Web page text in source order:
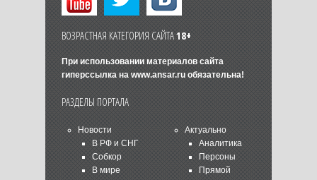
ВОЗРАСТНАЯ КАТЕГОРИЯ САЙТА18+
При использовании материалов сайта
гиперссылка на www.ansar.ruобязательна!
РАЗДЕЛЫ ПОРТАЛА
Новости
В РФ и СНГ
Собкор
В мире
Актуально
Аналитика
Персоны
Прямой